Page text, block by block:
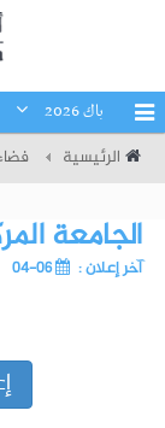
باك 2026
الرئيسية
الجامعة
آخر إعلان : 06-04